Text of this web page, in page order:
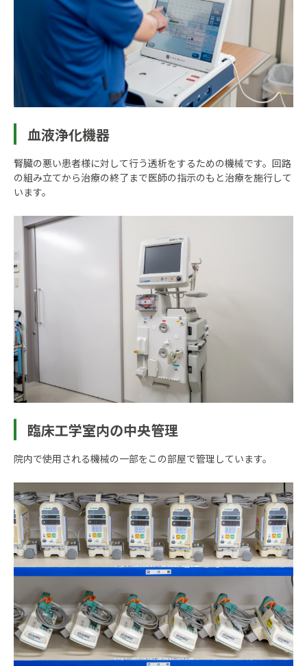
血液浄化機器
腎臓の悪い患者様に対して行う透析をするための機械です。回路
の組み立てから治療の終了まで医師の指示のもと治療を施行して
います。
臨床工学室内の中央管理
院内で使用される機械の一部をこの部屋で管理しています。